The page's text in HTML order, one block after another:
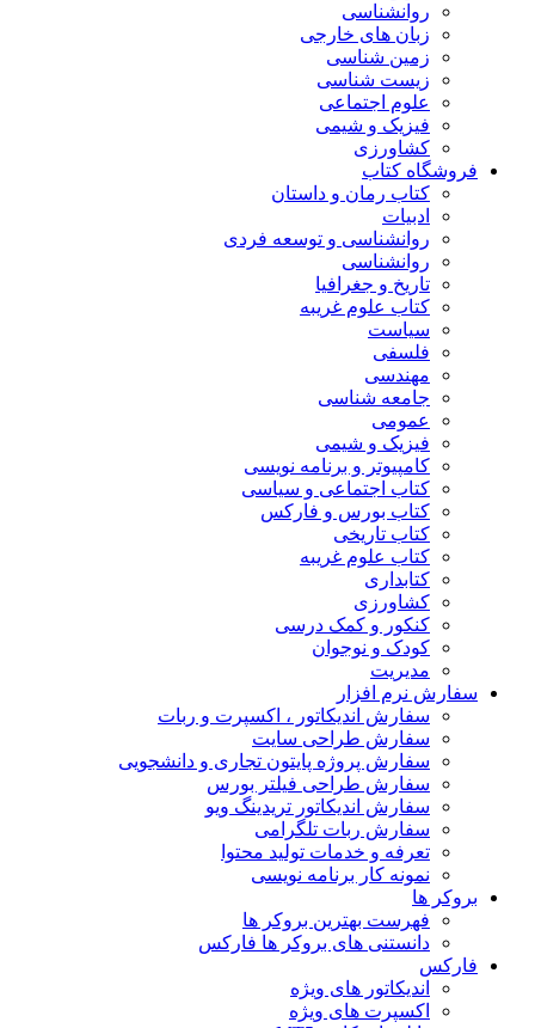
روانشناسی
زبان های خارجی
زمین شناسی
زیست شناسی
علوم اجتماعی
فیزیک و شیمی
کشاورزی
فروشگاه کتاب
کتاب رمان و داستان
ادبیات
روانشناسی و توسعه فردی
روانشناسی
تاریخ و جغرافیا
کتاب علوم غریبه
سیاست
فلسفی
مهندسی
جامعه شناسی
عمومی
فیزیک و شیمی
کامپیوتر و برنامه نویسی
کتاب اجتماعی و سیاسی
کتاب بورس و فارکس
کتاب تاریخی
کتاب علوم غریبه
کتابداری
کشاورزی
کنکور و کمک‌ درسی
کودک و نوجوان
مدیریت
سفارش نرم افزار
سفارش اندیکاتور ، اکسپرت و ربات
سفارش طراحی سایت
سفارش پروژه پایتون تجاری و دانشجویی
سفارش طراحی فیلتر بورس
سفارش اندیکاتور تریدینگ ویو
سفارش ربات تلگرامی
تعرفه و خدمات تولید محتوا
نمونه کار برنامه نویسی
بروکر ها
فهرست بهترین بروکر ها
دانستنی های بروکر ها فارکس
فارکس
اندیکاتور های ویژه
اکسپرت های ویژه